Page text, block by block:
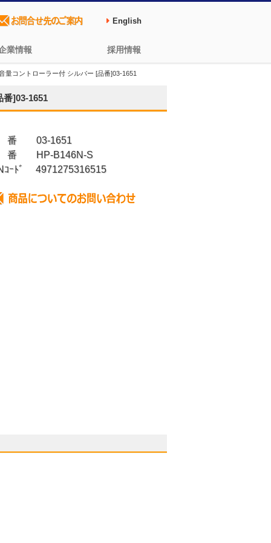
業情報 採用情報
English
量コントローラー付 シルバー [品番]03-1651
]03-1651
番 03-1651
番 HP-B146N-S
ｺｰﾄﾞ 4971275316515